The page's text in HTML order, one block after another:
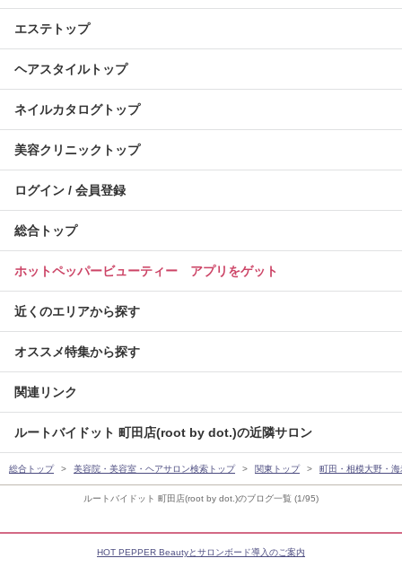
ルートバイドット 町田店(root by dot.)のブログ一覧 (1/95)
エステトップ
ヘアスタイルトップ
ネイルカタログトップ
美容クリニックトップ
ログイン / 会員登録
総合トップ
ホットペッパービューティー アプリをゲット
近くのエリアから探す
オススメ特集から探す
関連リンク
ルートバイドット 町田店(root by dot.)の近隣サロン
総合トップ 美容院・美容室・ヘアサロン検索トップ 関東トップ 町田・相模大野・
HOT PEPPER Beautyとサロンボード導入のご案内